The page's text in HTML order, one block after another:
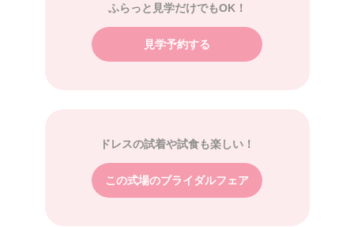
ふらっと見学だけでもOK！
見学予約する
ドレスの試着や試食も楽しい！
この式場のブライダルフェア